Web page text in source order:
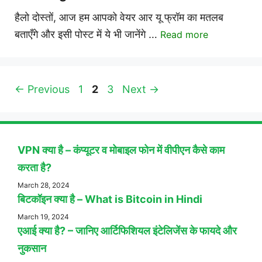
हैलो दोस्तों, आज हम आपको वेयर आर यू फ्रॉम का मतलब
बताएँगे और इसी पोस्ट में ये भी जानेंगे … Read more
← Previous Page
1 Page
2 Page
3 Next →
VPN क्या है – कंप्यूटर व मोबाइल फोन में वीपीएन कैसे काम
करता है?
March 28, 2024
बिटकॉइन क्या है – What is Bitcoin in Hindi
March 19, 2024
एआई क्या है? – जानिए आर्टिफिशियल इंटेलिजेंस के फायदे और
नुकसान